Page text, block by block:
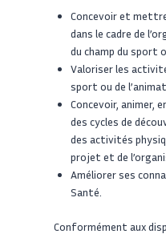
Concevoir et
dans le cadre de
du champ du sport
Valoriser les
sport ou de
Concevoir, animer,
des cycles de
des activités
projet et de
Améliorer ses
Santé.
Conformément aux